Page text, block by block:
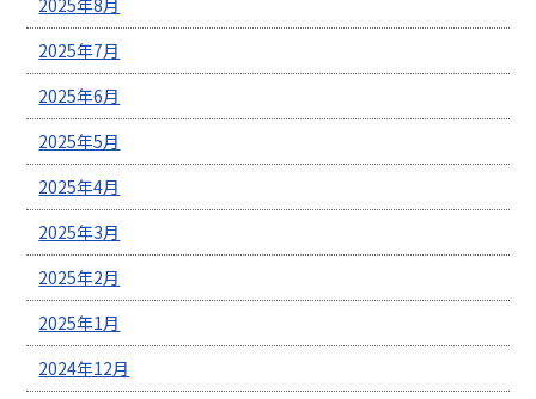
2025年7月
2025年6月
2025年5月
2025年4月
2025年3月
2025年2月
2025年1月
2024年12月